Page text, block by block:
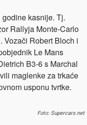
kasnije. Tj.
Rallyja Monte-Carlo
Vozači Robert Bloch i
Le Mans
B3-6 s Marchal
maglenke za trkaće
usponu tvrtke.
Foto: Supercars.net